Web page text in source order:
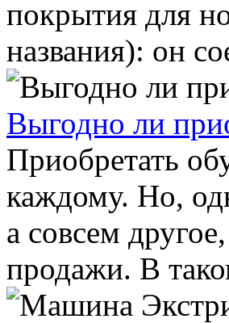
покрытия для
названия): он
Выгодно ли
Приобретать
каждому. Но,
а совсем
продажи. В